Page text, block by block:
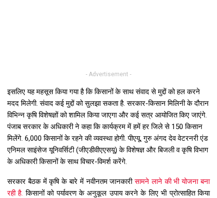
- Advertisement -
इसलिए यह महसूस किया गया है कि किसानों के साथ संवाद से मुद्दों को हल करने
मदद मिलेगी. संवाद कई मुद्दों को सुलझा सकता है. सरकार-किसान मिलिनी के दौरान
विभिन्न कृषि विशेषज्ञों को शामिल किया जाएगा और कई सत्र आयोजित किए जाएंगे.
पंजाब सरकार के अधिकारी ने कहा कि कार्यक्रम में हमें हर जिले से 150 किसान
मिलेंगे. 6,000 किसानों के रहने की व्यवस्था होगी. पीएयू, गुरु अंगद देव वेटरनरी एंड
एनिमल साइंसेज यूनिवर्सिटी (जीएडीवीएएसयू) के विशेषज्ञ और बिजली व कृषि विभाग
के अधिकारी किसानों के साथ विचार-विमर्श करेंगे.
सरकार बैठक में कृषि के बारे में नवीनतम जानकारीसामने लाने की भी योजना बना
रही है. किसानों को पर्यावरण के अनुकूल उपाय करने के लिए भी प्रोत्साहित किया